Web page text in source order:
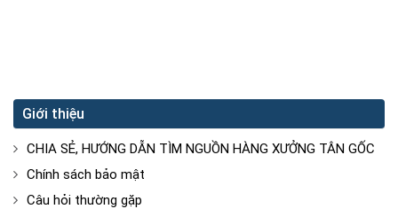
Giới thiệu
CHIA SẺ, HƯỚNG DẪN TÌM NGUỒN HÀNG XƯỞNG TÂN GỐC
Chính sách bảo mật
Câu hỏi thường gặp